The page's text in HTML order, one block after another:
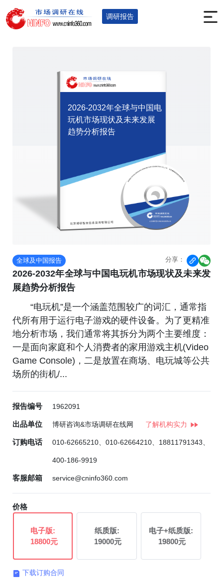
调研报告
您的位置：首页>调研报告 >全球及中国报告
2026-2032年全球与中国电
玩机市场现状及未来发展
趋势分析报告
全球及中国报告 分享：  
2026-2032年全球与中国电玩机市场现状及未来发
展趋势分析报告
“电玩机”是一个涵盖范围较广的词汇，通常指
代所有用于运行电子游戏的硬件设备。为了更精准
地分析市场，我们通常将其拆分为两个主要维度：
一是面向家庭和个人消费者的家用游戏主机(Video
Game Console)，二是放置在商场、电玩城等公共
场所的街机/...
报告编号 1962091
出品单位 博研咨询&市场调研在线网 了解机构实力
订购电话 010-62665210、010-62664210、18811791343、
400-186-9919
客服邮箱 service@cninfo360.com
价格
电子版:
18800元
纸质版:
19000元
电子+纸质版:
19800元
 下载订购合同